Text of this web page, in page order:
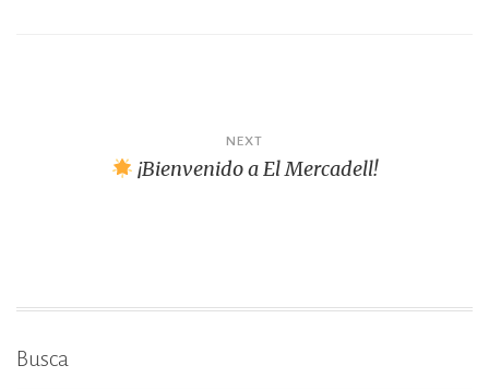
NEXT
¡Bienvenido a El Mercadell!
Busca